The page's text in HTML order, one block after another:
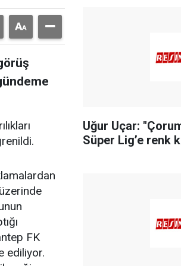
FK
ediliyor.
Uğur Uçar:
Süper Lig’e renk